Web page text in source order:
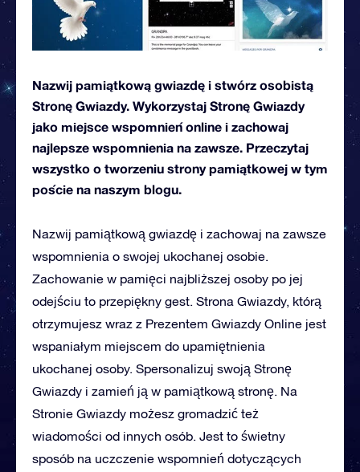
Nazwij pamiątkową gwiazdę i stwórz osobistą
Stronę Gwiazdy. Wykorzystaj Stronę Gwiazdy
jako miejsce wspomnień online i zachowaj
najlepsze wspomnienia na zawsze. Przeczytaj
wszystko o tworzeniu strony pamiątkowej w tym
poście na naszym blogu.
Nazwij pamiątkową gwiazdę i zachowaj na zawsze
wspomnienia o swojej ukochanej osobie.
Zachowanie w pamięci najbliższej osoby po jej
odejściu to przepiękny gest. Strona Gwiazdy, którą
otrzymujesz wraz z Prezentem Gwiazdy Online jest
wspaniałym miejscem do upamiętnienia
ukochanej osoby. Spersonalizuj swoją Stronę
Gwiazdy i zamień ją w pamiątkową stronę. Na
Stronie Gwiazdy możesz gromadzić też
wiadomości od innych osób. Jest to świetny
sposób na uczczenie wspomnień dotyczących